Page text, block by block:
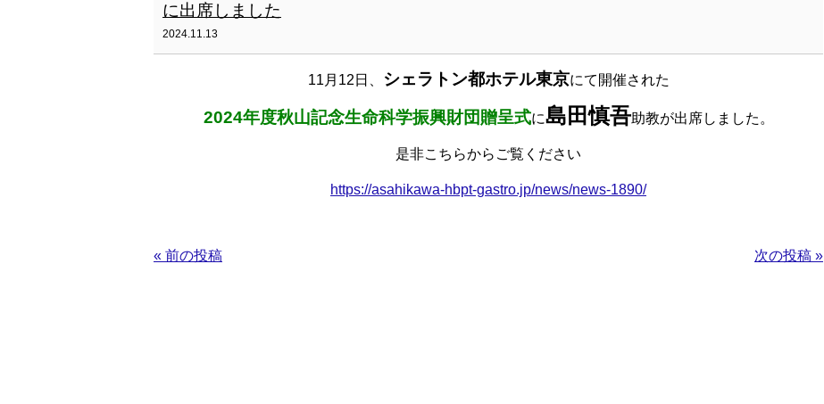
に出席しました
2024.11.13
11月12日、 シェラトン都ホテル東京にて開催された
2024年度秋山記念生命科学振興財団贈呈式に島田慎吾助教が出席しました。
是非こちらからご覧ください
https://asahikawa-hbpt-gastro.jp/news/news-1890/
« 前の投稿 次の投稿 »